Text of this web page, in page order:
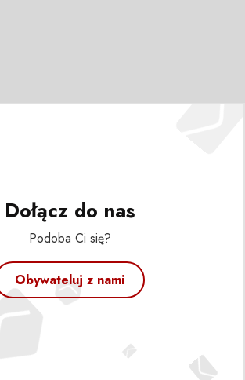
Dołącz do nas
Podoba Ci się?
Obywateluj z nami